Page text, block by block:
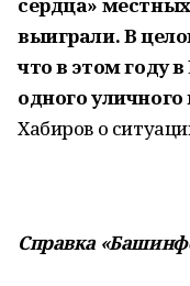
выиграли. В
что в этом году
одного уличного
Хабиров о
Справка